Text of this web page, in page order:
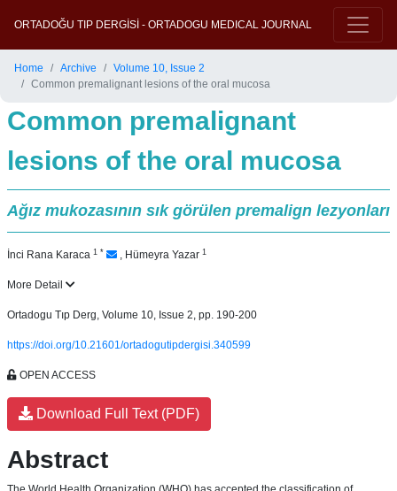
ORTADOĞU TIP DERGİSİ - ORTADOGU MEDICAL JOURNAL
Home Archive
Volume 10, Issue 2
Common premalignant lesions of the oral mucosa
Common premalignant
lesions of the oral mucosa
Ağız mukozasının sık görülen premalign lezyonları
İnci Rana Karaca 1 * , Hümeyra Yazar 1
More Detail
Ortadogu Tıp Derg, Volume 10, Issue 2, pp. 190-200
https://doi.org/10.21601/ortadogutipdergisi.340599
OPEN ACCESS
Download Full Text (PDF)
Abstract